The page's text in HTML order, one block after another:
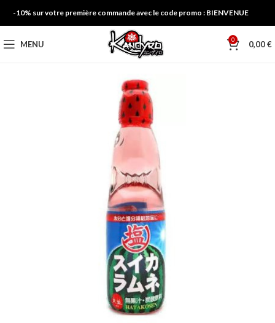
-10% sur votre première commande avec le code promo : BIENVENUE
MENU 0 0,00€